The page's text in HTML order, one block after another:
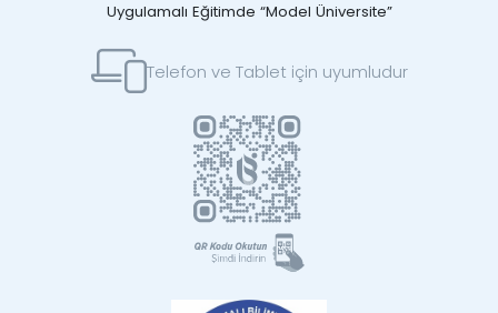
Uygulamalı Eğitimde “Model Üniversite”
Telefon ve Tablet için uyumludur